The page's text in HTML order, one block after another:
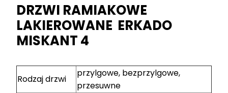
DRZWI RAMIAKOWE
LAKIEROWANE ERKADO
MISKANT 4
Rodzaj drzwi
przylgowe, bezprzylgowe,
przesuwne